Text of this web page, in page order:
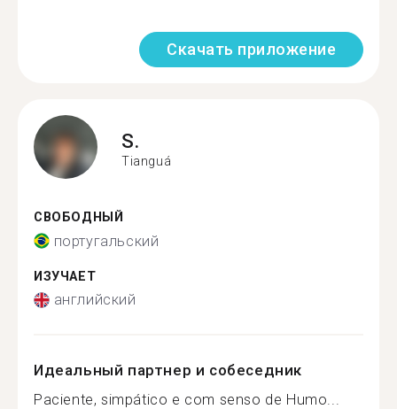
Скачать приложение
S.
Tianguá
СВОБОДНЫЙ
португальский
ИЗУЧАЕТ
английский
Идеальный партнер и собеседник
Paciente, simpático e com senso de Humo...